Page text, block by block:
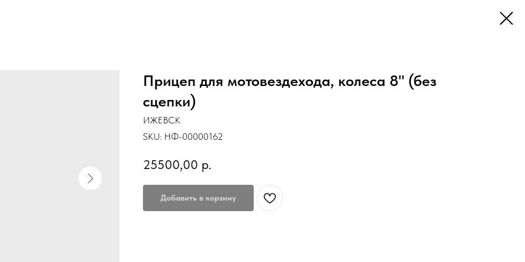
Прицеп для мотовездехода, колеса 8" (без
сцепки)
ИЖЕВСК
SKU: НФ-00000162
25500,00 р.
Добавить в корзину